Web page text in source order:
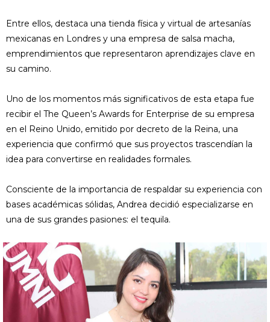
Entre ellos, destaca una tienda física y virtual de artesanías
mexicanas en Londres y una empresa de salsa macha,
emprendimientos que representaron aprendizajes clave en
su camino.
Uno de los momentos más significativos de esta etapa fue
recibir el The Queen’s Awards for Enterprise de su empresa
en el Reino Unido, emitido por decreto de la Reina, una
experiencia que confirmó que sus proyectos trascendían la
idea para convertirse en realidades formales.
Consciente de la importancia de respaldar su experiencia con
bases académicas sólidas, Andrea decidió especializarse en
una de sus grandes pasiones: el tequila.